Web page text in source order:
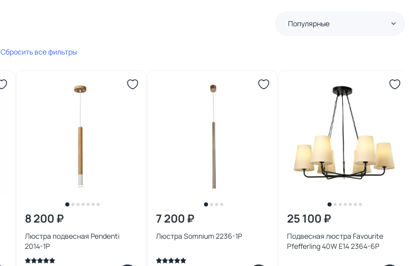
Сбросить все фильтры
Популярные
8 200 ₽
Люстра подвесная Pendenti
2014-1P
7 200 ₽
Люстра Somnium 2236-1P
25 100 ₽
Подвесная люстра Favourite
Pfefferling 40W E14 2364-6P